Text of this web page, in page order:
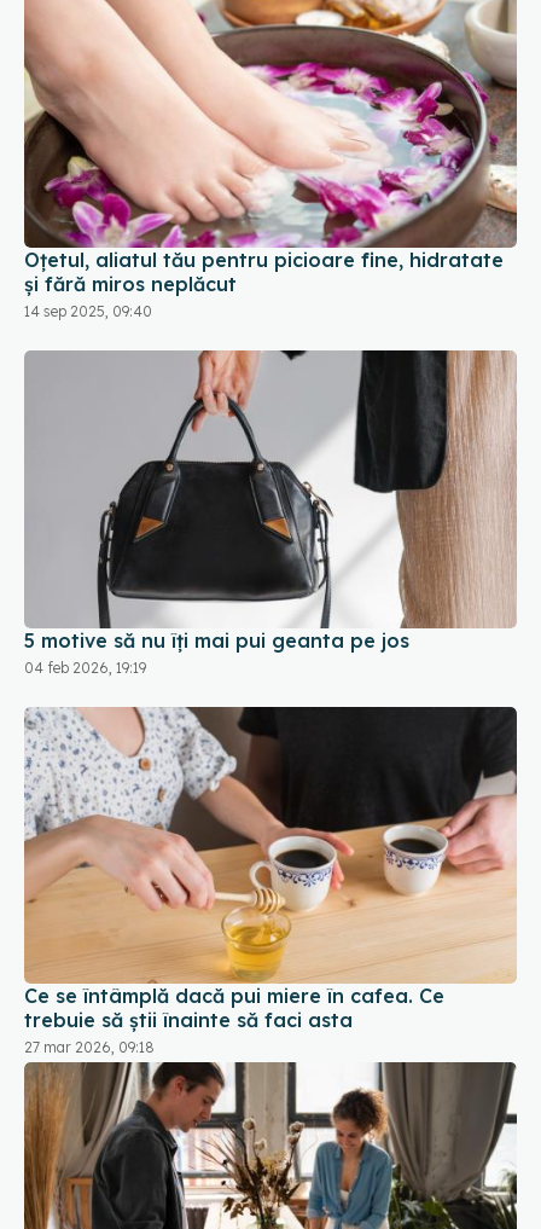
Oțetul, aliatul tău pentru picioare fine, hidratate
și fără miros neplăcut
14 sep 2025, 09:40
5 motive să nu îți mai pui geanta pe jos
04 feb 2026, 19:19
Ce se întâmplă dacă pui miere în cafea. Ce
trebuie să știi înainte să faci asta
27 mar 2026, 09:18